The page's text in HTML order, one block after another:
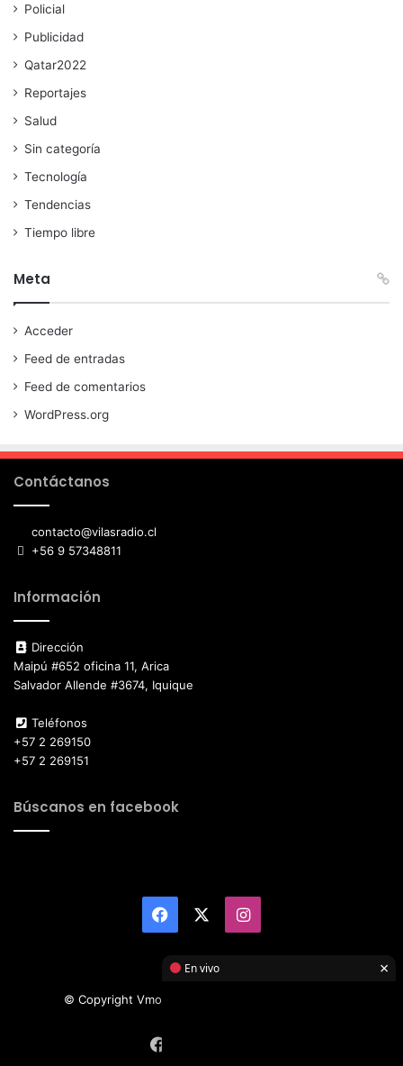
Policial
Publicidad
Qatar2022
Reportajes
Salud
Sin categoría
Tecnología
Tendencias
Tiempo libre
Meta
Acceder
Feed de entradas
Feed de comentarios
WordPress.org
Contáctanos
contacto@vilasradio.cl
+56 9 57348811
Información
Dirección
Maipú #652 oficina 11, Arica
Salvador Allende #3674, Iquique
Teléfonos
+57 2 269150
+57 2 269151
Búscanos en facebook
Facebook Instagram
© Copyright Vmotor TI 2026, All Rights Reserved
En vivo ×